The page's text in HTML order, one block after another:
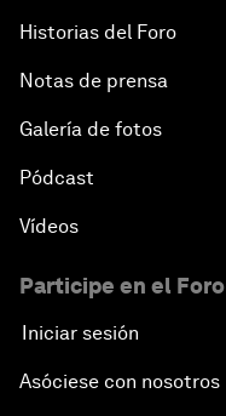
Historias del Foro
Notas de prensa
Galería de fotos
Pódcast
Vídeos
Participe en el Foro
Iniciar sesión
Asóciese con nosotros